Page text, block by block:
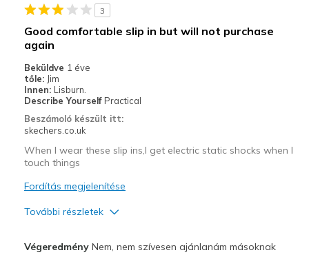
Casual Wear
Width
Sizing
View On Shoes
3
Good comfortable slip in but will not purchase
again
Beküldve 1 éve
tőle: Jim
Innen: Lisburn.
Describe Yourself Practical
Beszámoló készült itt:
skechers.co.uk
When I wear these slip ins,I get electric static shocks when I
touch things
Fordítás megjelenítése
További részletek
VégeredményNem, nem szívesen ajánlanám másoknak